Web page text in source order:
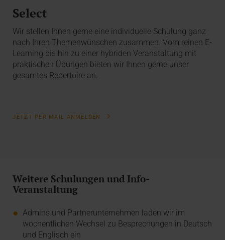
Select
Wir stellen Ihnen gerne eine individuelle Schulung ganz
nach Ihren Themenwünschen zusammen. Vom reinen E-
Learning bis hin zu einer hybriden Veranstaltung mit
praktischen Übungen bieten wir Ihnen gerne unser
gesamtes Repertoire an.
JETZT PER MAIL ANMELDEN
Weitere Schulungen und Info-
Veranstaltung
Admins und Partnerunternehmen laden wir im
wöchentlichen Wechsel zu Besprechungen in Deutsch
und Englisch ein